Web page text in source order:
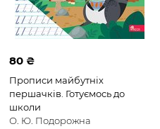
80 ₴
Прописи майбутніх
першачків. Готуємось до
школи
О. Ю. Подорожна